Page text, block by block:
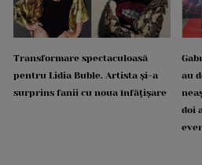
Transformare spectaculoasă
pentru Lidia Buble. Artista și-a
surprins fanii cu noua înfățișare
au
doi